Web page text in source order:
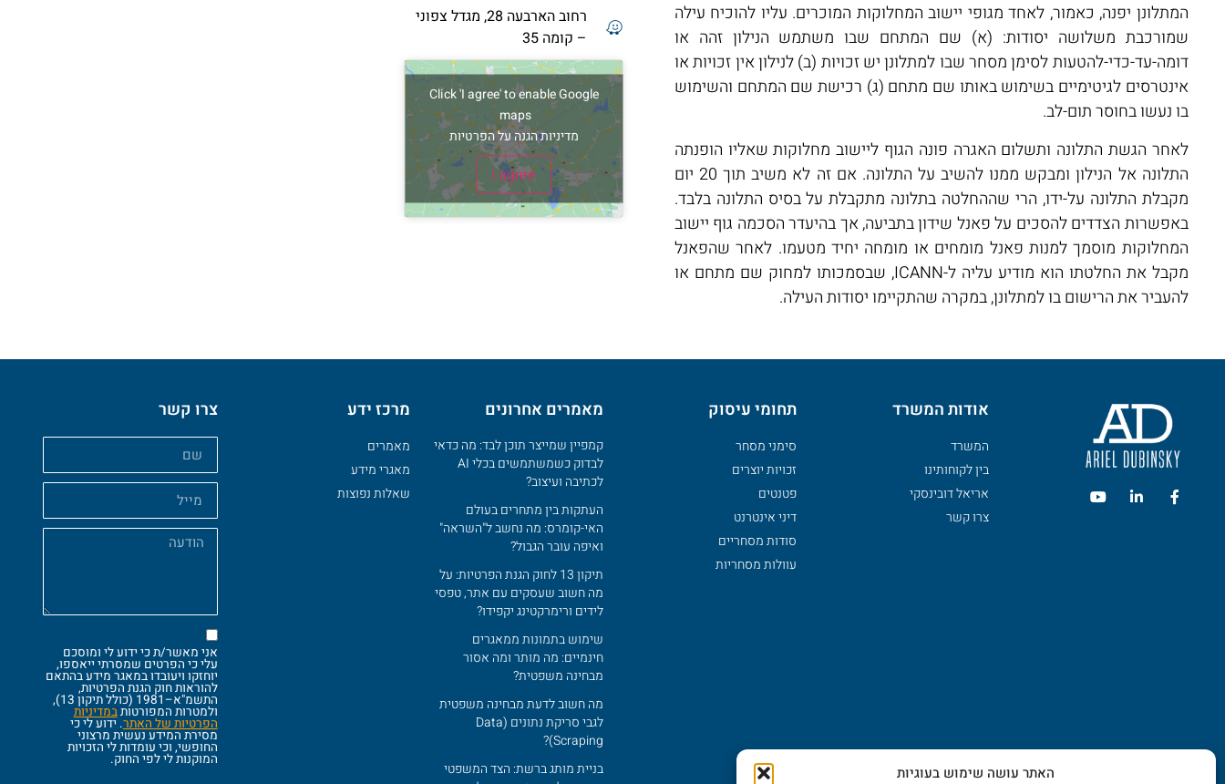
האתר עושה שימוש בעוגיות
המתלונן יפנה, כאמור, לאחד מגופי יישוב המחלוקות המוכרים. עליו להוכיח עילה
שמורכבת משלושה יסודות: (א) שם המתחם שבו משתמש הנילון זהה או
דומה-עד-כדי-להטעות לסימן מסחר שבו למתלונן יש זכויות (ב) לנילון אין זכויות או
אינטרסים לגיטימיים בשימוש באותו שם מתחם (ג) רכישת שם המתחם והשימוש
בו נעשו בחוסר תום-לב.
לאחר הגשת התלונה ותשלום האגרה פונה הגוף ליישוב מחלוקות שאליו הופנתה
התלונה אל הנילון ומבקש ממנו להשיב על התלונה. אם זה לא משיב תוך 20 יום
מקבלת התלונה על-ידו, הרי שההחלטה בתלונה מתקבלת על בסיס התלונה בלבד.
באפשרות הצדדים להסכים על פאנל שידון בתביעה, אך בהיעדר הסכמה גוף יישוב
המחלוקות מוסמך למנות פאנל מומחים או מומחה יחיד מטעמו. לאחר שהפאנל
מקבל את החלטתו הוא מודיע עליה ל-ICANN, שבסמכותו למחוק שם מתחם או
להעביר את הרישום בו למתלונן, במקרה שהתקיימו יסודות העילה.
רחוב הארבעה 28, מגדל צפוני
– קומה 35
Click 'I agree' to enable Google
maps
מדיניות הגנה על הפרטיות
I agree
אודות המשרד
המשרד
בין לקוחותינו
אריאל דובינסקי
צרו קשר
תחומי עיסוק
סימני מסחר
זכויות יוצרים
פטנטים
דיני אינטרנט
סודות מסחריים
עוולות מסחריות
מאמרים אחרונים
קמפיין שמייצר תוכן לבד: מה כדאי
לבדוק כשמשתמשים בכלי AI
לכתיבה ועיצוב?
העתקות בין מתחרים בעולם
האי-קומרס: מה נחשב ל"השראה"
ואיפה עובר הגבול?
תיקון 13 לחוק הגנת הפרטיות: על
מה חשוב שעסקים עם אתר‚ טפסי
לידים ורימרקטינג יקפידו?
שימוש בתמונות ממאגרים
חינמיים: מה מותר ומה אסור
מבחינה משפטית?
מה חשוב לדעת מבחינה משפטית
לגבי סריקת נתונים (Data
Scraping)?
בניית מותג ברשת: הצד המשפטי
מרכז ידע
מאמרים
מאגרי מידע
שאלות נפוצות
צרו קשר
אני מאשר/ת כי ידוע לי ומוסכם
עלי כי הפרטים שמסרתי ייאספו,
יוחזקו ויעובדו במאגר מידע בהתאם
להוראות חוק הגנת הפרטיות,
התשמ"א–1981 (כולל תיקון 13),
ולמטרות המפורטותבמדיניות
הפרטיות של האתר. ידוע לי כי
מסירת המידע נעשית מרצוני
החופשי, וכי עומדות לי הזכויות
המוקנות לי לפי החוק.